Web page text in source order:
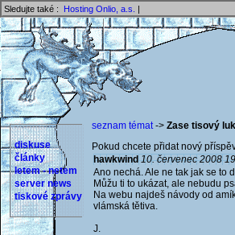
Sledujte také : Hosting Onlio, a.s. |
diskuse
články
letem - netem
server news
tiskové zprávy
seznam témat-> Zase tisový
Pokud chcete přidat nový
hawkwind 10. červenec 2008
Ano nechá. Ale ne tak jak se to
Můžu ti to ukázat, ale nebudu
Na webu najdeš návody od
vlámská tětiva.
J.